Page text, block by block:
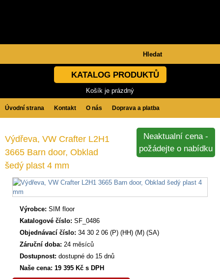
KATALOG PRODUKTŮ
Košík je prázdný
Úvodní strana Kontakt O nás Doprava a platba
Výdřeva, VW Crafter L2H1
3665 Barn door, Obklad
šedý plast 4 mm
Výrobce: SIM floor
Katalogové číslo: SF_0486
Objednávací číslo: 34 30 2 06 (P) (HH) (M) (SA)
Záruční doba: 24 měsíců
Dostupnost: dostupné do 15 dnů
Naše cena: 19 395 Kč s DPH
Neaktualní cena -
požádejte o nabídku